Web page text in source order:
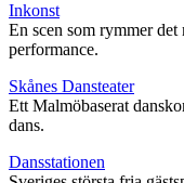
Inkonst
En scen som rymmer det
performance.
Skånes Dansteater
Ett Malmöbaserat
dans.
Dansstationen